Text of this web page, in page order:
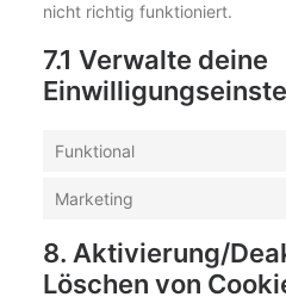
nicht richtig funktioniert.
7.1 Verwalte deine
Funktional
Marketing
8. Aktivierung/
Löschen von